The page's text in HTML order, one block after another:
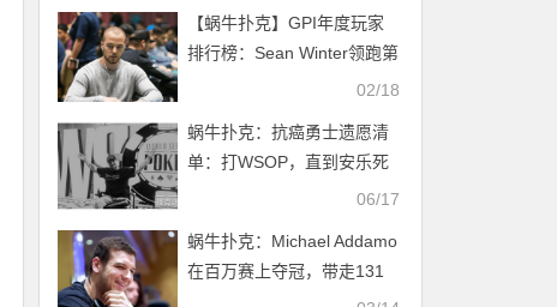
【蜗牛扑克】GPI年度玩家
排行榜：Sean Winter领跑第
02/18
蜗牛扑克：抗癌勇士遗愿清
单：打WSOP，直到安乐死
06/17
蜗牛扑克：Michael Addamo
在百万赛上夺冠，带走131